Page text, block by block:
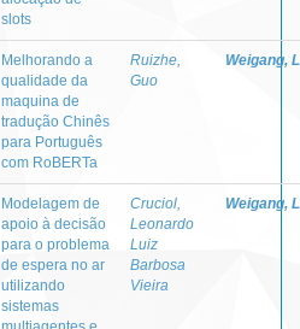
slots
Melhorando a
qualidade da
maquina de
tradução Chinês
para Português
com RoBERTa
Ruizhe,
Guo
Weigang,
Modelagem de
apoio à decisão
para o problema
de espera no ar
utilizando
sistemas
Cruciol,
Leonardo
Luiz
Barbosa
Vieira
Weigang,